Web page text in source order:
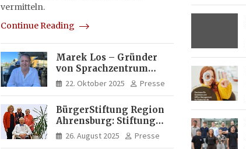
vermitteln.
Continue Reading
Marek Los – Gründer
von Sprachzentrum
Moose, Moose Casa
Italia und Apartamento
Experte für Bildung und
Investitionen in
Brasilien
22. Oktober 2025 Presse
BürgerStiftung Region
Ahrensburg: Stiftung
Dietrich+Gudrun Maaß
fördert
26. August 2025 Presse